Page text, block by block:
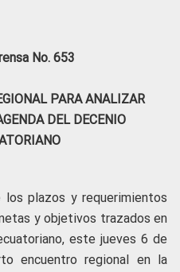
No. 653
PARA ANALIZAR
DEL DECENIO
los plazos y requerimientos
y objetivos trazados en
este jueves 6 de
encuentro regional en la